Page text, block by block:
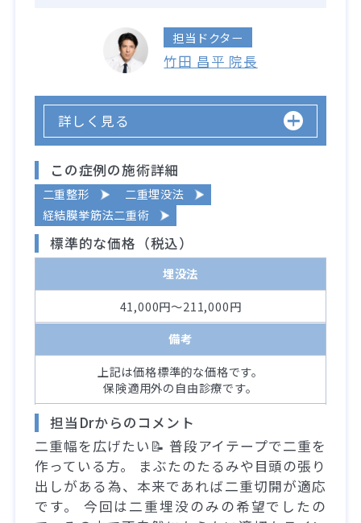
担当ドクター
竹田 昌平 院長
詳しく見る
この症例の施術詳細
二重整形
二重埋没法
経結膜挙筋法二重術
標準的な価格（税込）
埋没法
41,000円～211,000円
備考
上記は価格標準的な価格です。
保険適用外の自由診療です。
担当Drからのコメント
二重幅を広げたい📝 普段アイテープで二重を
作っている方。 まぶたのたるみや目頭の張り
出しがある為、本来であれば二重切開が適応
です。 今回は二重埋没のみの希望でしたの